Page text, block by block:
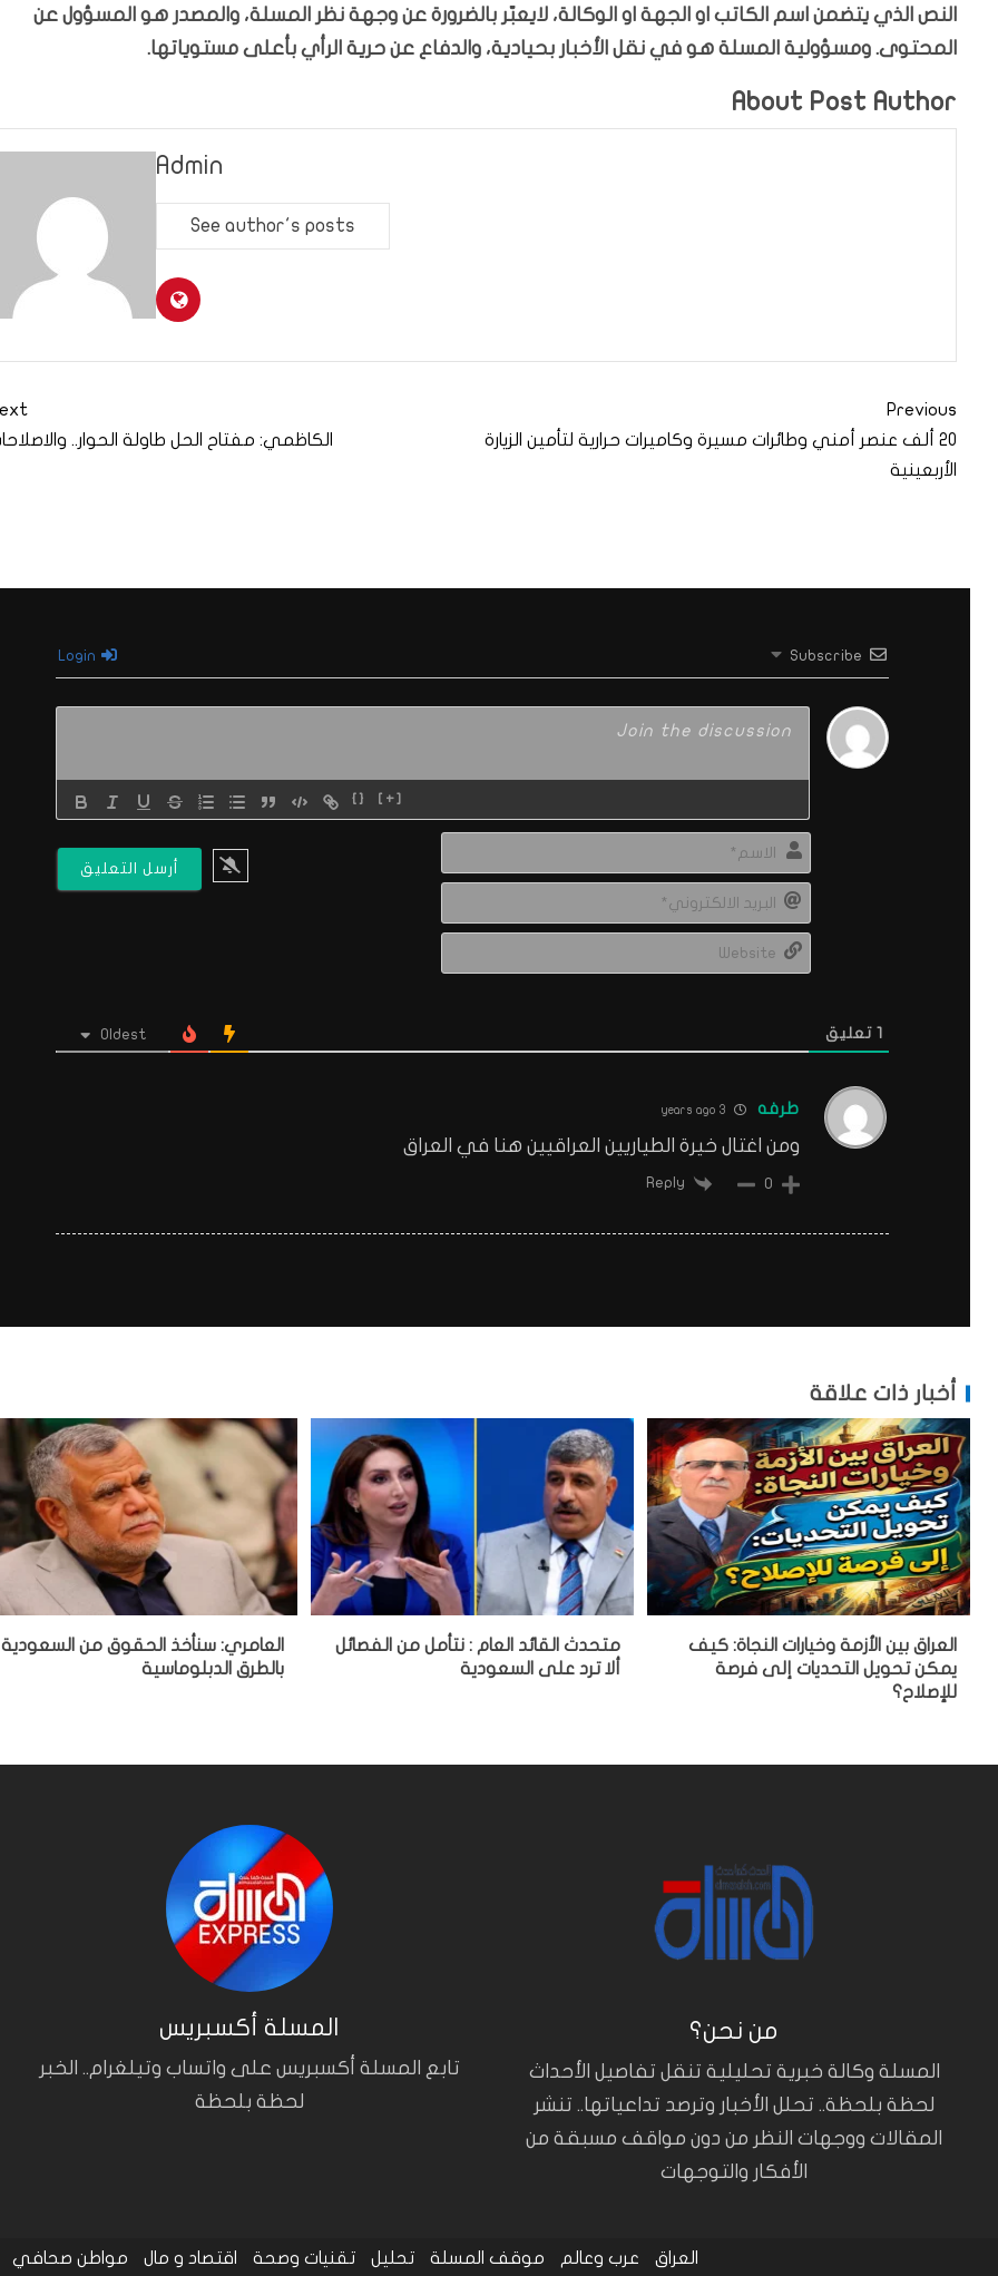
النص الذي يتضمن اسم الكاتب او الجهة او الوكالة، لايعبّر بالضرورة عن وجهة نظر المسلة، والمصدر هو المسؤول عن
المحتوى. ومسؤولية المسلة هو في نقل الأخبار بحيادية، والدفاع عن حرية الرأي بأعلى مستوياتها.
About Post Author
Admin
See author's posts
Previous
20 ألف عنصر أمني وطائرات مسيرة وكاميرات حرارية لتأمين الزيارة
الأربعينية
الكاظمي: مفتاح الحل طاولة الحوار..
Subscribe
{} [+]
1تعليق Oldest
طرفه
ومن اغتال خيرة الطياريين العراقيين هنا في العراق
0
Reply
أخبار ذات علاقة
العراق بين الأزمة وخيارات النجاة: كيف
يمكن تحويل التحديات إلى فرصة
للإصلاح؟
متحدث القائد العام : نتأمل من الفصائل
ألا ترد على السعودية
العامري: سنأخذ الحقوق من السعودية
بالطرق الدبلوماسية
المسلة أكسبريس
تابع المسلة أكسبريس على واتساب وتيلغرام.. الخبر
لحظة بلحظة
من نحن؟
المسلة وكالة خبرية تحليلية تنقل تفاصيل الأحداث
لحظة بلحظة.. تحلل الأخبار وترصد تداعياتها.. تنشر
المقالات ووجهات النظر من دون مواقف مسبقة من
الأفكار والتوجهات
العراق عرب وعالم موقف المسلة تحليل تقنيات وصحة اقتصاد و مال مواطن صحافي